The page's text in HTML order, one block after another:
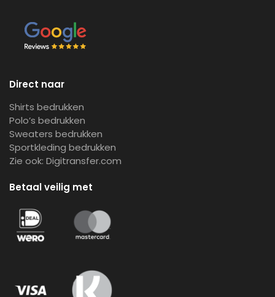
Direct naar
Shirts bedrukken
Polo’s bedrukken
Sweaters bedrukken
Sportkleding bedrukken
Zie ook: Digitransfer.com
Betaal veilig met